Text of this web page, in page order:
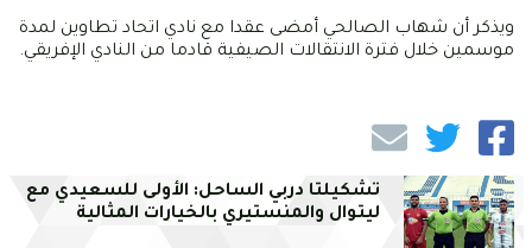
ويذكر أن شهاب الصالحي أمضى عقدا مع نادي اتحاد تطاوين لمدة
موسمين خلال فترة الانتقالات الصيفية قادما من النادي الإفريقي.
تشكيلتا دربي الساحل: الأولى للسعيدي مع
ليتوال والمنستيري بالخيارات المثالية